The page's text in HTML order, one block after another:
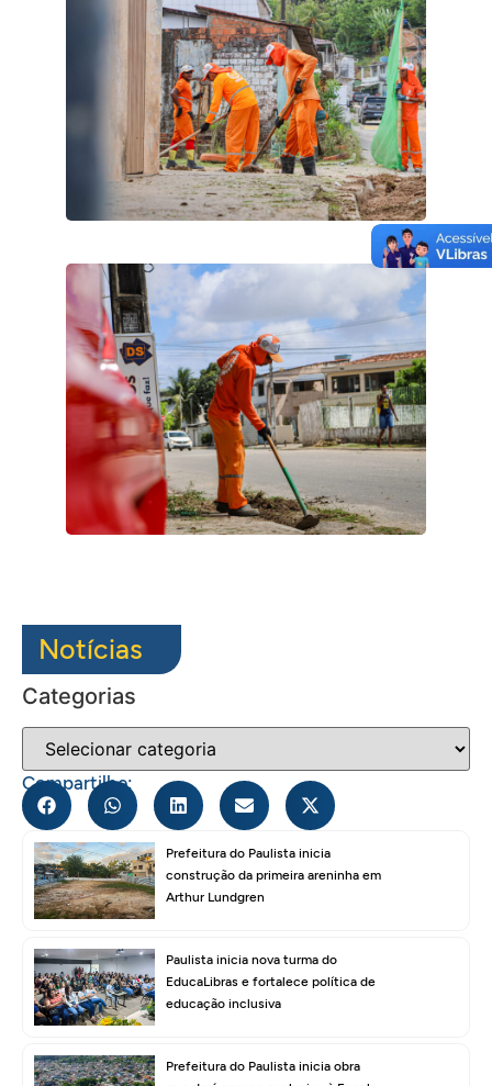
Notícias
Categorias
Compartilhe:
Prefeitura do Paulista inicia
construção da primeira areninha em
Arthur Lundgren
Paulista inicia nova turma do
EducaLibras e fortalece política de
educação inclusiva
Prefeitura do Paulista inicia obra